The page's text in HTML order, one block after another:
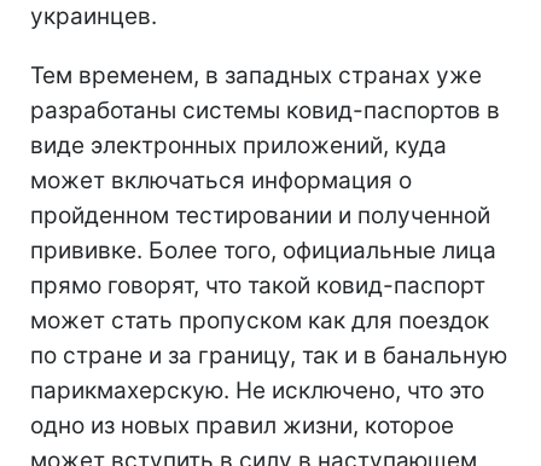
украинцев.
Тем временем, в западных странах уже
разработаны системы ковид-паспортов в
виде электронных приложений, куда
может включаться информация о
пройденном тестировании и полученной
прививке. Более того, официальные лица
прямо говорят, что такой ковид-паспорт
может стать пропуском как для поездок
по стране и за границу, так и в банальную
парикмахерскую. Не исключено, что это
одно из новых правил жизни, которое
может вступить в силу в наступающем